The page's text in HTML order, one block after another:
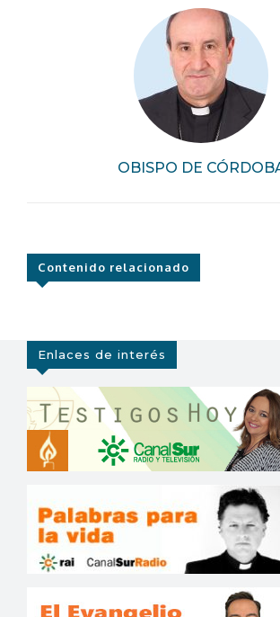
OBISPO DE
Contenido relacionado
Enlaces de interés